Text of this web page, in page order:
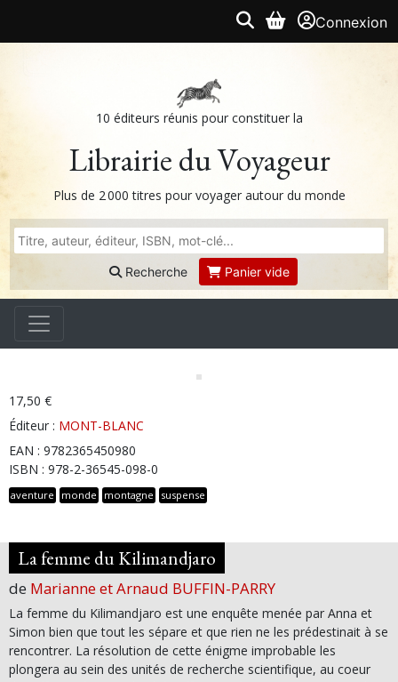
Connexion
10 éditeurs réunis pour constituer la
Librairie du Voyageur
Plus de 2 000 titres pour voyager autour du monde
Recherche Panier vide
17,50 €
Éditeur : MONT-BLANC
EAN : 9782365450980
ISBN : 978-2-36545-098-0
aventure monde montagne suspense
La femme du Kilimandjaro
de Marianne et Arnaud BUFFIN-PARRY
La femme du Kilimandjaro est une enquête menée par Anna et
Simon bien que tout les sépare et que rien ne les prédestinait à se
rencontrer. La résolution de cette énigme improbable les
plongera au sein des unités de recherche scientifique, au coeur